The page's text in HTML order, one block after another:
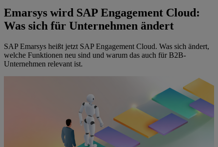
Emarsys wird SAP Engagement Cloud:
Was sich für Unternehmen ändert
SAP Emarsys heißt jetzt SAP Engagement Cloud. Was sich ändert,
welche Funktionen neu sind und warum das auch für B2B-
Unternehmen relevant ist.